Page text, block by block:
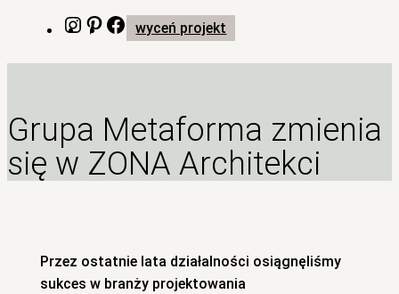
Instagram
Pinterest
Facebook
wyceń projekt
Grupa Metaforma zmienia
się w ZONA Architekci
Przez ostatnie lata działalności osiągnęliśmy
sukces w branży projektowania